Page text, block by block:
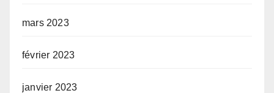
mars 2023
février 2023
janvier 2023